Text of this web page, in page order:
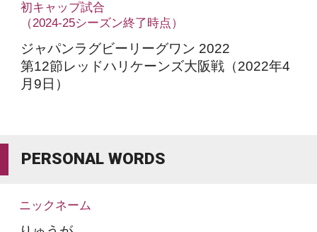
初キャップ試合
（2024-25シーズン終了時点）
ジャパンラグビーリーグワン 2022
第12節レッドハリケーンズ大阪戦（2022年4
月9日）
PERSONAL WORDS
ニックネーム